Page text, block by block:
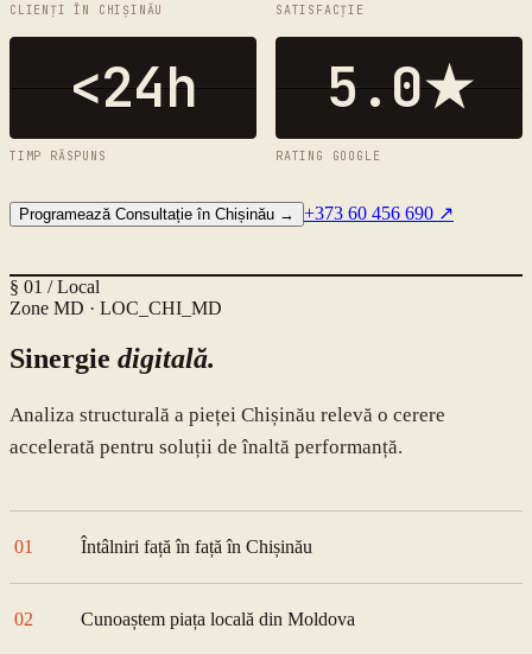
CLIENȚI ÎN CHIȘINĂU SATISFACȚIE
<24h
TIMP RĂSPUNS
5.0★
RATING GOOGLE
Programează Consultație în Chișinău → +373 60 456 690 ↗
§ 01 / Local
Zone MD · LOC_CHI_MD
Sinergie digitală.
Analiza structurală a pieței Chișinău relevă o cerere
accelerată pentru soluții de înaltă performanță.
01 Întâlniri față în față în Chișinău
02 Cunoaștem piața locală din Moldova